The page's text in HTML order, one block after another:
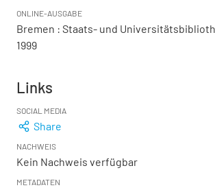
ONLINE-AUSGABE
Bremen : Staats- und
1999
Links
SOCIAL MEDIA
Share
NACHWEIS
Kein Nachweis verfügbar
METADATEN